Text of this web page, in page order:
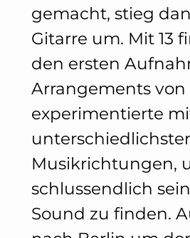
gemacht, stieg
Gitarre um. Mit 13
den ersten
Arrangements von
experimentierte
Musikrichtungen,
schlussendlich
Sound zu finden.